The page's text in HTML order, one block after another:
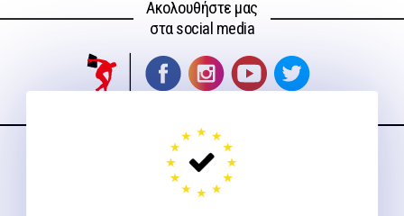
Ακολουθήστε μας
στα social media